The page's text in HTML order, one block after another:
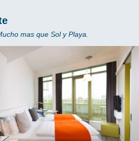
mas que Sol y Playa.